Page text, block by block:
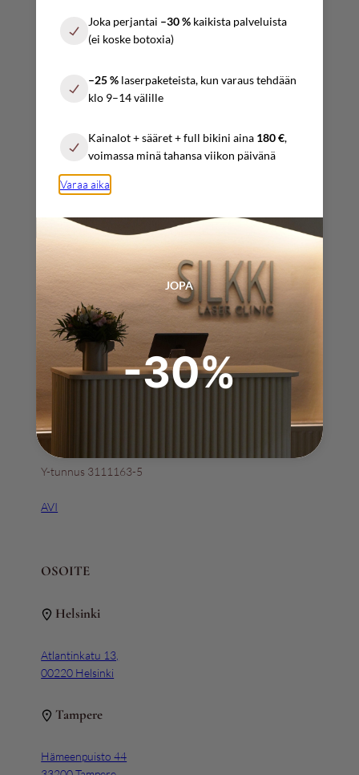
Joka perjantai –30 %kaikista palveluista
(ei koske botoxia)
–25 % laserpaketeista, kun varaus tehdään
klo 9–14 välille
Kainalot + sääret + full bikini aina 180 €,
voimassa minä tahansa viikon päivänä
Varaa aika
JOPA
-30%
Ma – pe
Lauantai
Sunnuntai
YHTEYSTIEDOT
info@silkkilaserclinic.fi
varaukset@silkkilaserclinic.fi
+358 (0) 4517 319 09
Y-tunnus 3111163-5
AVI
OSOITE
Helsinki
Atlantinkatu 13,
00220 Helsinki
Tampere
Hämeenpuisto 44